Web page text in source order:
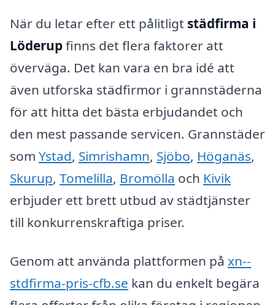
När du letar efter ett pålitligt städfirma i
Löderupfinns det flera faktorer att
överväga. Det kan vara en bra idé att
även utforska städfirmor i grannstäderna
för att hitta det bästa erbjudandet och
den mest passande servicen. Grannstäder
som Ystad, Simrishamn, Sjöbo, Höganäs,
Skurup, Tomelilla, Bromölla och Kivik
erbjuder ett brett utbud av städtjänster
till konkurrenskraftiga priser.
Genom att använda plattformen på xn--
stdfirma-pris-cfb.se kan du enkelt begära